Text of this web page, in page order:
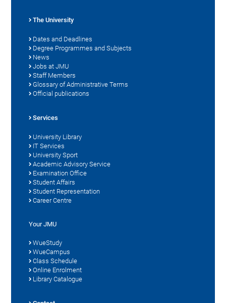
The University
Dates and Deadlines
Degree Programmes and Subjects
News
Jobs at JMU
Staff Members
Glossary of Administrative Terms
Official publications
Services
University Library
IT Services
University Sport
Academic Advisory Service
Examination Office
Student Affairs
Student Representation
Career Centre
Your JMU
WueStudy
WueCampus
Class Schedule
Online Enrolment
Library Catalogue